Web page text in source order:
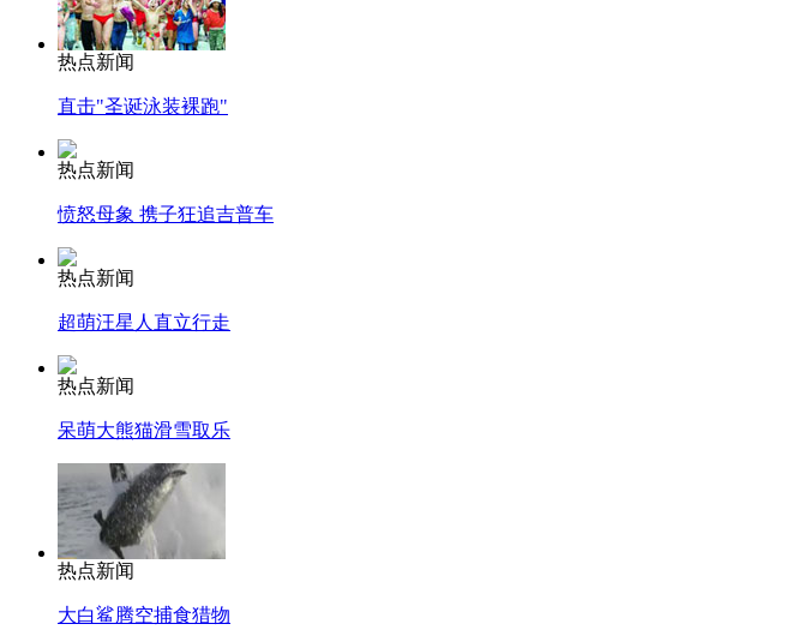
热点新闻
直击"圣诞泳装裸跑"
热点新闻
愤怒母象 携子狂追吉普车
热点新闻
超萌汪星人直立行走
热点新闻
呆萌大熊猫滑雪取乐
热点新闻
大白鲨腾空捕食猎物